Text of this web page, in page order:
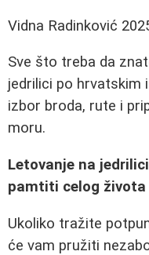
Vidna Radinković
Sve što treba da
jedrilici po hrvatskim
izbor broda, rute i
moru.
Letovanje na
pamtiti celog života
Ukoliko tražite
će vam pružiti